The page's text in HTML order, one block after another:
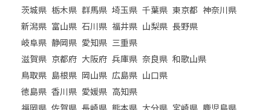
茨城県 栃木県 群馬県 埼玉県 千葉県 東京都 神奈川県
新潟県 富山県 石川県 福井県 山梨県 長野県
岐阜県 静岡県 愛知県 三重県
滋賀県 京都府 大阪府 兵庫県 奈良県 和歌山県
鳥取県 島根県 岡山県 広島県 山口県
徳島県 香川県 愛媛県 高知県
福岡県 佐賀県 長崎県 熊本県 大分県 宮崎県 鹿児島県